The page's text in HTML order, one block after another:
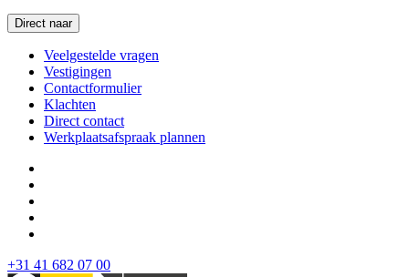
Direct naar
Veelgestelde vragen
Vestigingen
Contactformulier
Klachten
Direct contact
Werkplaatsafspraak plannen
+31 41 682 07 00